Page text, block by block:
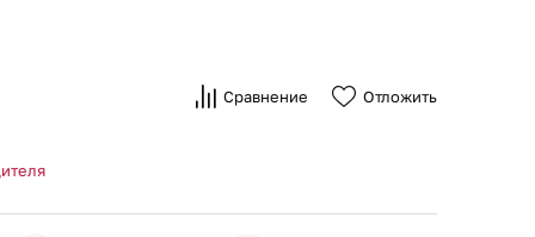
Сравнение Отложить